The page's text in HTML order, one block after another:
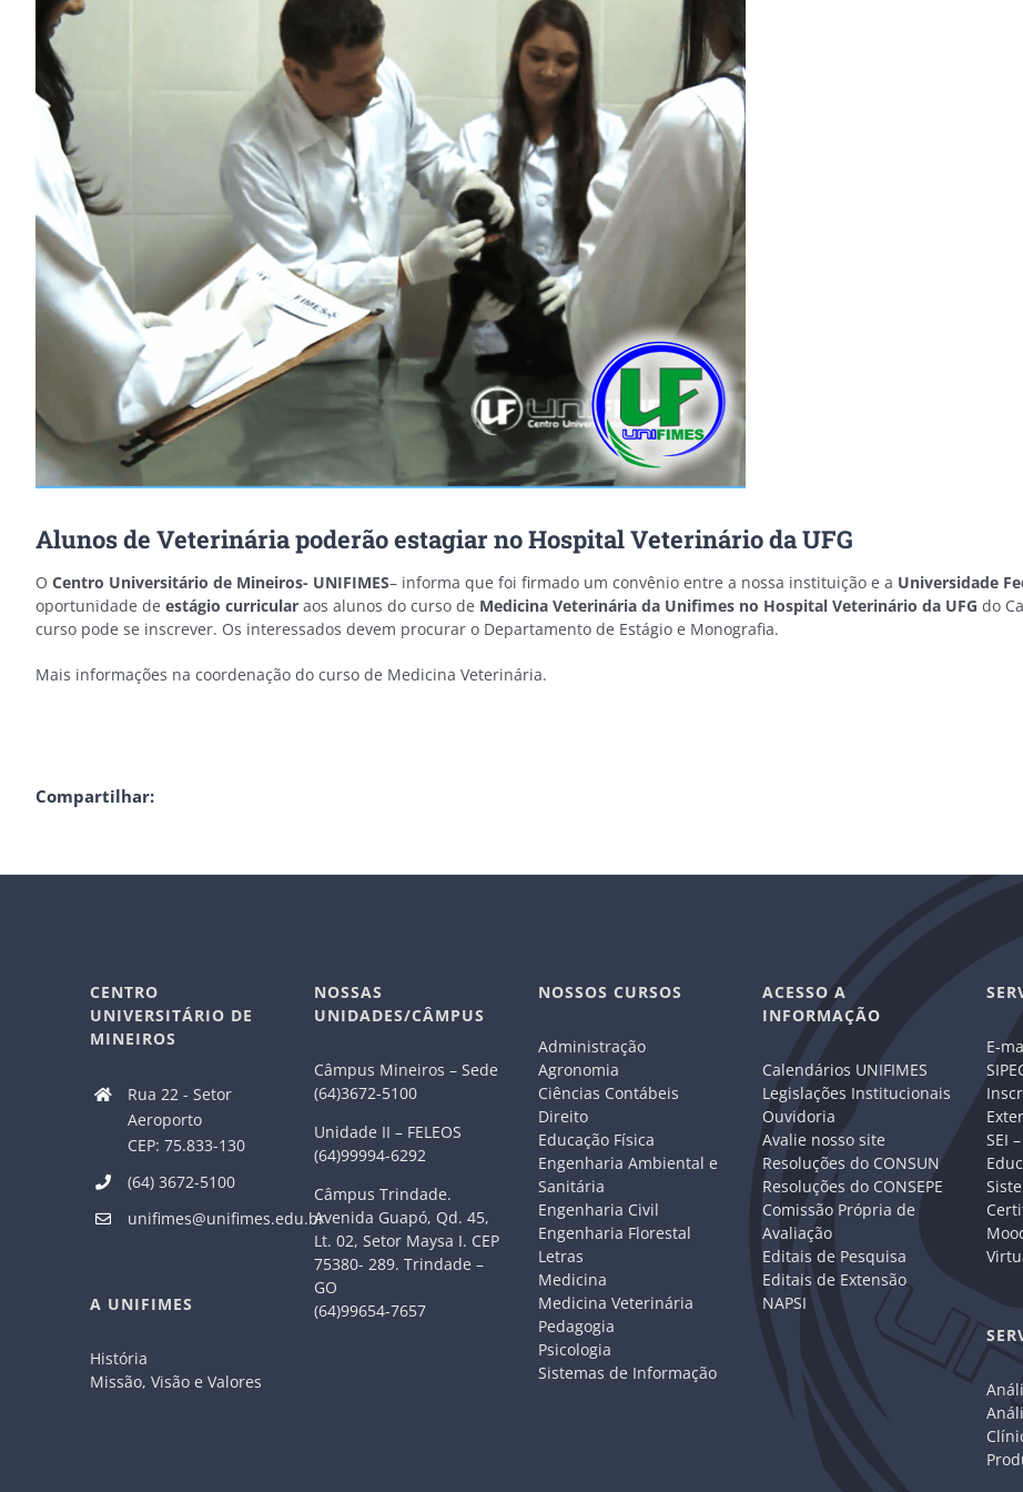
Image
Alunos de Veterinária poderão estagiar no Hospital Veterinário da UFG
O Centro Universitário de Mineiros- UNIFIMES– informa que foi firmado um convênio entre a nossa instituição e a Universidade
oportunidade de estágio curricular aos alunos do curso de Medicina Veterinária da Unifimes no Hospital Veterinário da UFG do
curso pode se inscrever. Os interessados devem procurar o Departamento de Estágio e Monografia.
Mais informações na coordenação do curso de Medicina Veterinária.
Compartilhar:
CENTRO
UNIVERSITÁRIO DE
MINEIROS
Rua 22 - Setor
Aeroporto
CEP: 75.833-130
(64) 3672-5100
unifimes@unifimes.edu.br
A UNIFIMES
História
Missão, Visão e Valores
NOSSAS
UNIDADES/CÂMPUS
Câmpus Mineiros – Sede
(64)3672-5100
Unidade II – FELEOS
(64)99994-6292
Câmpus Trindade.
Avenida Guapó, Qd. 45,
Lt. 02, Setor Maysa I. CEP
75380- 289. Trindade –
GO
(64)99654-7657
NOSSOS CURSOS
Administração
Agronomia
Ciências Contábeis
Direito
Educação Física
Engenharia Ambiental e
Sanitária
Engenharia Civil
Engenharia Florestal
Letras
Medicina
Medicina Veterinária
Pedagogia
Psicologia
Sistemas de Informação
ACESSO A
INFORMAÇÃO
Calendários UNIFIMES
Legislações Institucionais
Ouvidoria
Avalie nosso site
Resoluções do CONSUN
Resoluções do CONSEPE
Comissão Própria de
Avaliação
Editais de Pesquisa
Editais de Extensão
NAPSI
E-
SEI